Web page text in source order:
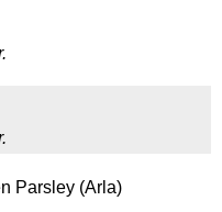
Parsley (Arla)